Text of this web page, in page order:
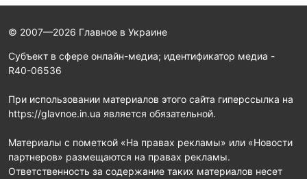
© 2007—2026 Главное в Украине
Субъект в сфере онлайн-медиа; идентификатор медиа -
R40-06536
При использовании материалов этого сайта гиперссылка на
https://glavnoe.in.ua является обязательной.
Материалы с пометкой «На правах рекламы» или «Новости
партнеров» размещаются на правах рекламы.
Ответственность за содержание таких материалов несет